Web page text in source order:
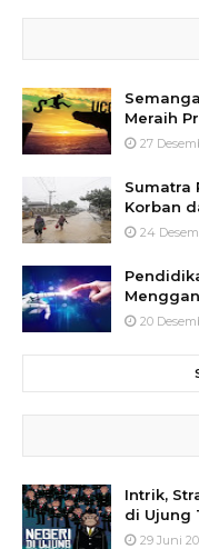
Meraih
27
Sumatra
Korban
24
20
Intrik,
di Ujung
29 Juni